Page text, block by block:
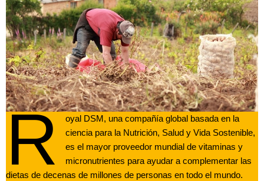
R
oyal DSM, una compañía global basada en la
ciencia para la Nutrición, Salud y Vida Sostenible,
es el mayor proveedor mundial de vitaminas y
micronutrientes para ayudar a complementar las
dietas de decenas de millones de personas en todo el mundo.